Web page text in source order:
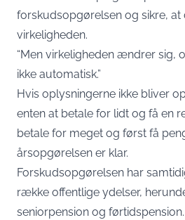
forskudsopgørelsen og sikre, at
virkeligheden.
“Men virkeligheden ændrer sig,
ikke automatisk.”
Hvis oplysningerne ikke bliver
enten at betale for lidt og få en
betale for meget og først få
årsopgørelsen er klar.
Forskudsopgørelsen har
række offentlige ydelser,
seniorpension og førtidspension.